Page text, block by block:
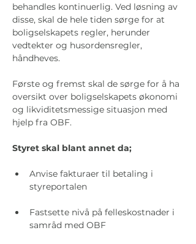
behandles kontinuerlig. Ved løsning av
disse, skal de hele tiden sørge for at
boligselskapets regler, herunder
vedtekter og husordensregler,
håndheves.
Første og fremst skal de sørge for å ha
oversikt over boligselskapets økonomi
og likviditetsmessige situasjon med
hjelp fra OBF.
Styret skal blant annet da;
Anvise fakturaer til betaling i
styreportalen
Fastsette nivå på felleskostnader i
samråd med OBF